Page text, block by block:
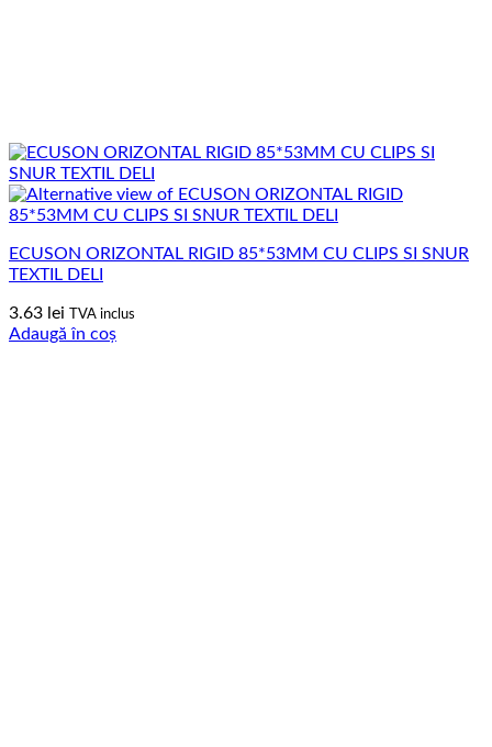
ECUSON ORIZONTAL RIGID 85*53MM CU CLIPS SI SNUR
TEXTIL DELI
3.63 lei TVA inclus
Adaugă în coș